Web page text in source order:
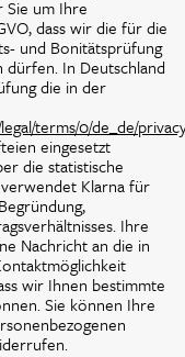
Sie um Ihre
dass wir die für die
und Bonitätsprüfung
In Deutschland
die in der
terms/0/de_de/
eingesetzt
die statistische
Klarna für
Ihre
Nachricht an die in
wir Ihnen bestimmte
Sie können Ihre